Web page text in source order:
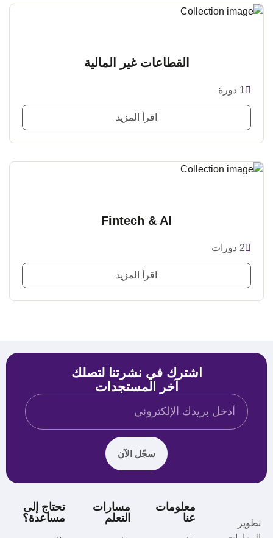
القطاعات غير المالية
1 دورة
اقرأ المزيد
Fintech & AI
2 دورات
اقرأ المزيد
اشترك في نشرتنا لتصلك
آخر المستجدات
سجّل الآن
تطوير
معلومات
عنا
مسارات
التعلم
تحتاج إلى
مساعدة؟